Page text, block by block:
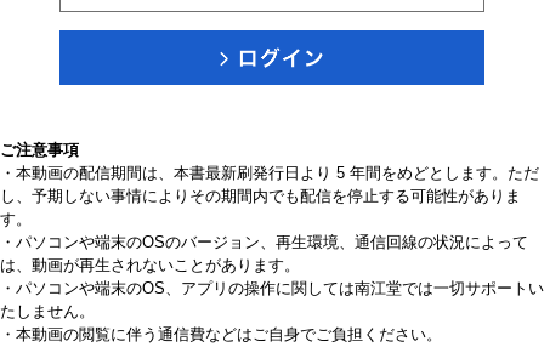
ご注意事項
・本動画の配信期間は、本書最新刷発行日より 5 年間をめどとします。ただ
し、予期しない事情によりその期間内でも配信を停止する可能性がありま
す。
・パソコンや端末のOSのバージョン、再生環境、通信回線の状況によって
は、動画が再生されないことがあります。
・パソコンや端末のOS、アプリの操作に関しては南江堂では一切サポートい
たしません。
・本動画の閲覧に伴う通信費などはご自身でご負担ください。